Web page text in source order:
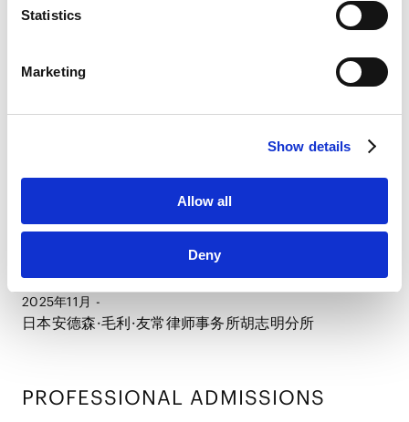
link]
HubSpot
Statistics
Marketing
Show details
Allow all
Deny
CAREER
经历
2021年3月
H & A Partners
2025年11月 -
日本安德森·毛利·友常律师事务所胡志明分所
PROFESSIONAL ADMISSIONS